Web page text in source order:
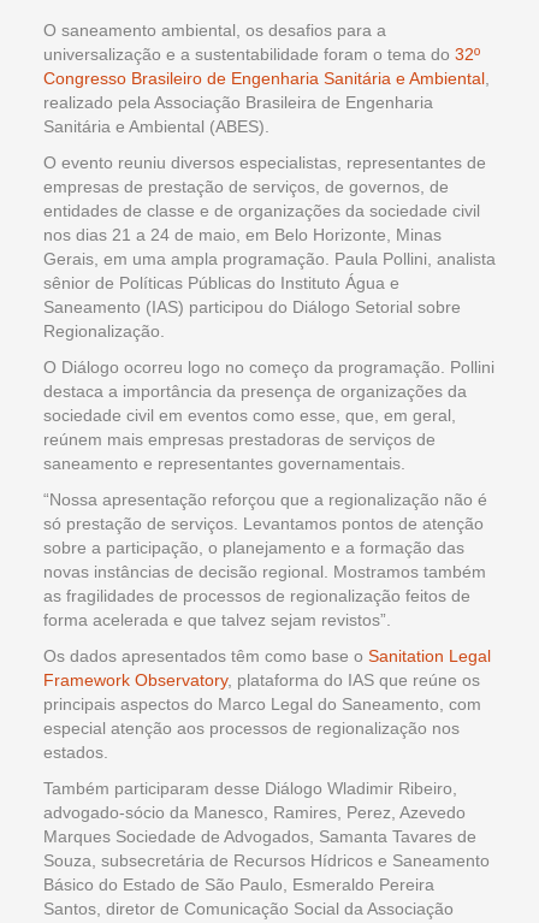
O saneamento ambiental, os desafios para a
universalização e a sustentabilidade foram o tema do 32º
Congresso Brasileiro de Engenharia Sanitária e Ambiental
realizado pela Associação Brasileira de Engenharia
Sanitária e Ambiental (ABES).
O evento reuniu diversos especialistas, representantes de
empresas de prestação de serviços, de governos, de
entidades de classe e de organizações da sociedade civil
nos dias 21 a 24 de maio, em Belo Horizonte, Minas
Gerais, em uma ampla programação. Paula Pollini, analista
sênior de Políticas Públicas do Instituto Água e
Saneamento (IAS) participou do Diálogo Setorial sobre
Regionalização.
O Diálogo ocorreu logo no começo da programação. Pollini
destaca a importância da presença de organizações da
sociedade civil em eventos como esse, que, em geral,
reúnem mais empresas prestadoras de serviços de
saneamento e representantes governamentais.
“Nossa apresentação reforçou que a regionalização não é
só prestação de serviços. Levantamos pontos de atenção
sobre a participação, o planejamento e a formação das
novas instâncias de decisão regional. Mostramos também
as fragilidades de processos de regionalização feitos de
forma acelerada e que talvez sejam revistos”.
Os dados apresentados têm como base o Sanitation Legal
Framework Observatory, plataforma do IAS que reúne os
principais aspectos do Marco Legal do Saneamento, com
especial atenção aos processos de regionalização nos
estados.
Também participaram desse Diálogo Wladimir Ribeiro,
advogado-sócio da Manesco, Ramires, Perez, Azevedo
Marques Sociedade de Advogados, Samanta Tavares de
Souza, subsecretária de Recursos Hídricos e Saneamento
Básico do Estado de São Paulo, Esmeraldo Pereira
Santos, diretor de Comunicação Social da Associação